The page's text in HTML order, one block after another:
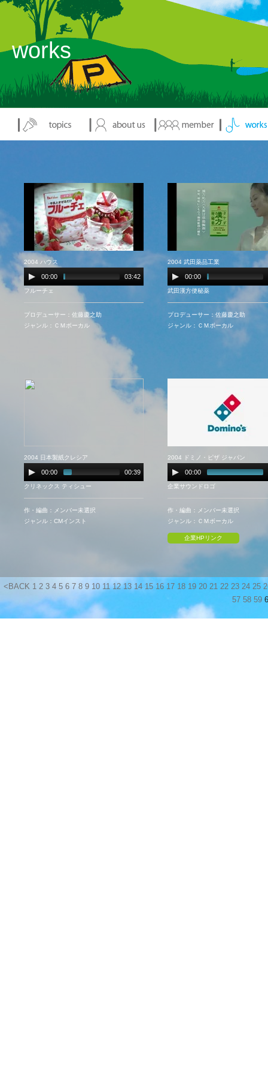
works
2004 ハウス
00:00 03:42
フルーチェ
プロデューサー：佐藤慶之助
ジャンル：ＣＭボーカル
2004 武田薬品工業
00:00
武田漢方便秘薬
プロデューサー：佐藤慶之助
ジャンル：ＣＭボーカル
2004 日本製紙クレシア
00:00 00:39
クリネックス ティシュー
作・編曲：メンバー未選択
ジャンル：CMインスト
2004 ドミノ・ピザ ジャパン
00:00
企業サウンドロゴ
作・編曲：メンバー未選択
ジャンル：ＣＭボーカル
企業HPリンク
<BACK 1 2 3 4 5 6 7 8 9 10 11 12 13 14 15 16 17 18 19 20 21 22 23 24 25
57 58 59